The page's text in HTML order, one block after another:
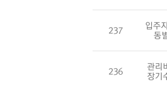
237
입주
동
236
관리
장기